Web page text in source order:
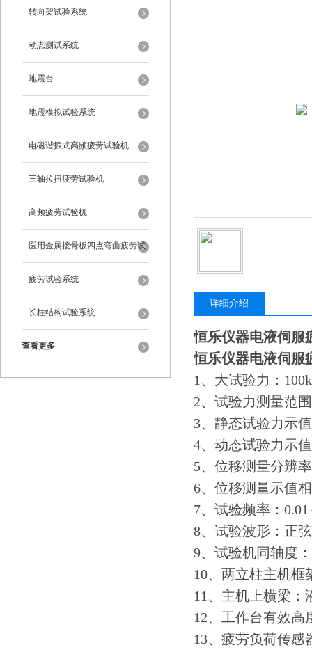
转向架试验系统
动态测试系统
地震台
地震模拟试验系统
电磁谐振式高频疲劳试验机
三轴拉扭疲劳试验机
高频疲劳试验机
医用金属接骨板四点弯曲疲劳试
验机
疲劳试验系统
长柱结构试验系统
查看更多
详细介绍
恒乐仪器电液伺服
恒乐仪器电液伺服
1、大试验力：
2、试验力测量范
3、静态试验力示
4、动态试验力示
5、位移测量分辨
6、位移测量示值
7、试验频率：0.01
8、试验波形：正
9、试验机同轴度
10、两立柱主机框
11、主机上横梁：
12、工作台有效高
13、疲劳负荷传感